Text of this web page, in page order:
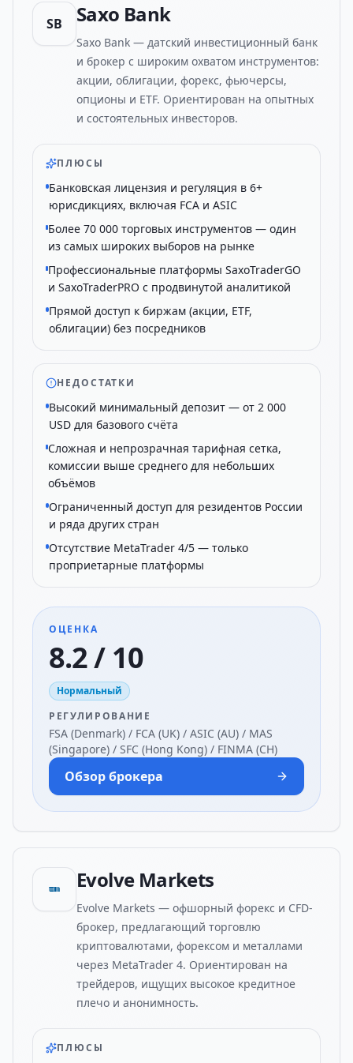
SB Saxo Bank
Saxo Bank — датский инвестиционный банк
и брокер с широким охватом инструментов:
акции, облигации, форекс, фьючерсы,
опционы и ETF. Ориентирован на опытных
и состоятельных инвесторов.
ПЛЮСЫ
Банковская лицензия и регуляция в 6+
юрисдикциях, включая FCA и ASIC
Более 70 000 торговых инструментов — один
из самых широких выборов на рынке
Профессиональные платформы SaxoTraderGO
и SaxoTraderPRO с продвинутой аналитикой
Прямой доступ к биржам (акции, ETF,
облигации) без посредников
НЕДОСТАТКИ
Высокий минимальный депозит — от 2 000
USD для базового счёта
Сложная и непрозрачная тарифная сетка,
комиссии выше среднего для небольших
объёмов
Ограниченный доступ для резидентов России
и ряда других стран
Отсутствие MetaTrader 4/5 — только
проприетарные платформы
ОЦЕНКА
8.2 / 10
Нормальный
РЕГУЛИРОВАНИЕ
FSA (Denmark) / FCA (UK) / ASIC (AU) / MAS
(Singapore) / SFC (Hong Kong) / FINMA (CH)
Обзор брокера
Evolve Markets
Evolve Markets — офшорный форекс и CFD-
брокер, предлагающий торговлю
криптовалютами, форексом и металлами
через MetaTrader 4. Ориентирован на
трейдеров, ищущих высокое кредитное
плечо и анонимность.
ПЛЮСЫ